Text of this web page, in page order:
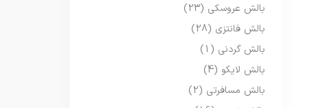
بالش عروسکی (23)
بالش فانتزی (28)
بالش گردنی (1)
بالش لایکو (4)
بالش مسافرتی (2)